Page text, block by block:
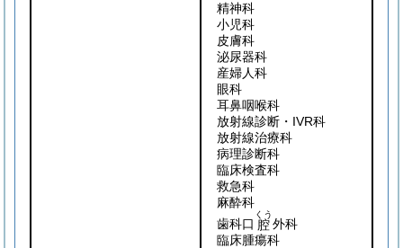
精神科
小児科
皮膚科
泌尿器科
産婦人科
眼科
耳鼻咽喉科
放射線診断・IVR科
放射線治療科
病理診断科
臨床検査科
救急科
麻酔科
歯科口 腔
くう
外科
臨床腫瘍科